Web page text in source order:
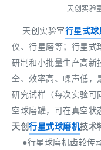
天创实验
天创实验室行星式
仪、行星磨等；行星式
研制和小批量生产高新
全、效率高、噪声低，
研究试样（每次实验可
空球磨罐，可在真空状
天创行星式球磨机技术
●行星球磨机齿轮传